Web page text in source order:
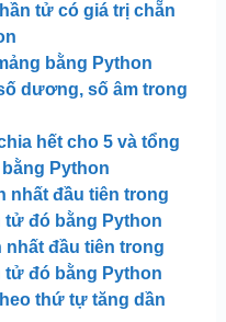
tử có giá trị chẵn
bằng Python
dương, số âm trong
hết cho 5 và tổng
Python
nhất đầu tiên trong
tử đó bằng Python
nhất đầu tiên trong
tử đó bằng Python
thứ tự tăng dần